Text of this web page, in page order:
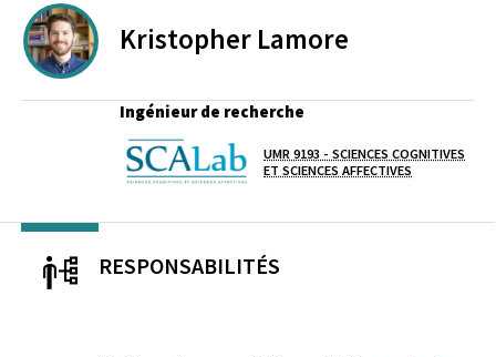
Kristopher Lamore
Ingénieur de recherche
Laboratoire / équipe
UMR 9193 - SCIENCES COGNITIVES
ET SCIENCES AFFECTIVES
RESPONSABILITÉS